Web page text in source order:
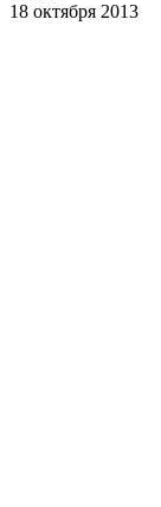
18 октября 2013